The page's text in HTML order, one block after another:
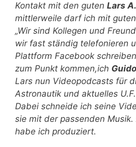
Kontakt mit den guten Lars
mittlerweile darf ich mit
„Wir sind Kollegen und
wir fast ständig telefonieren
Plattform Facebook
zum Punkt kommen,ich
Lars nun Videopodcasts für
Astronautik und aktuelles
Dabei schneide ich seine
sie mit der passenden
habe ich produziert.